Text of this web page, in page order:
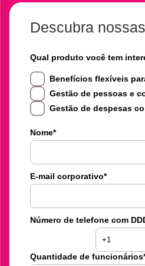
Descubra
Qual produto você tem
Benefícios flexíveis
Gestão de pessoas e
Gestão de despesas
Nome*
E-mail corporativo*
Número de telefone com
Quantidade de funcionários